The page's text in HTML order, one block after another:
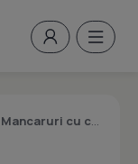
Mancaruri cu carne